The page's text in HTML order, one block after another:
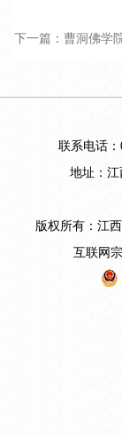
联系电话：
地址：江
版权所有：江
互联网